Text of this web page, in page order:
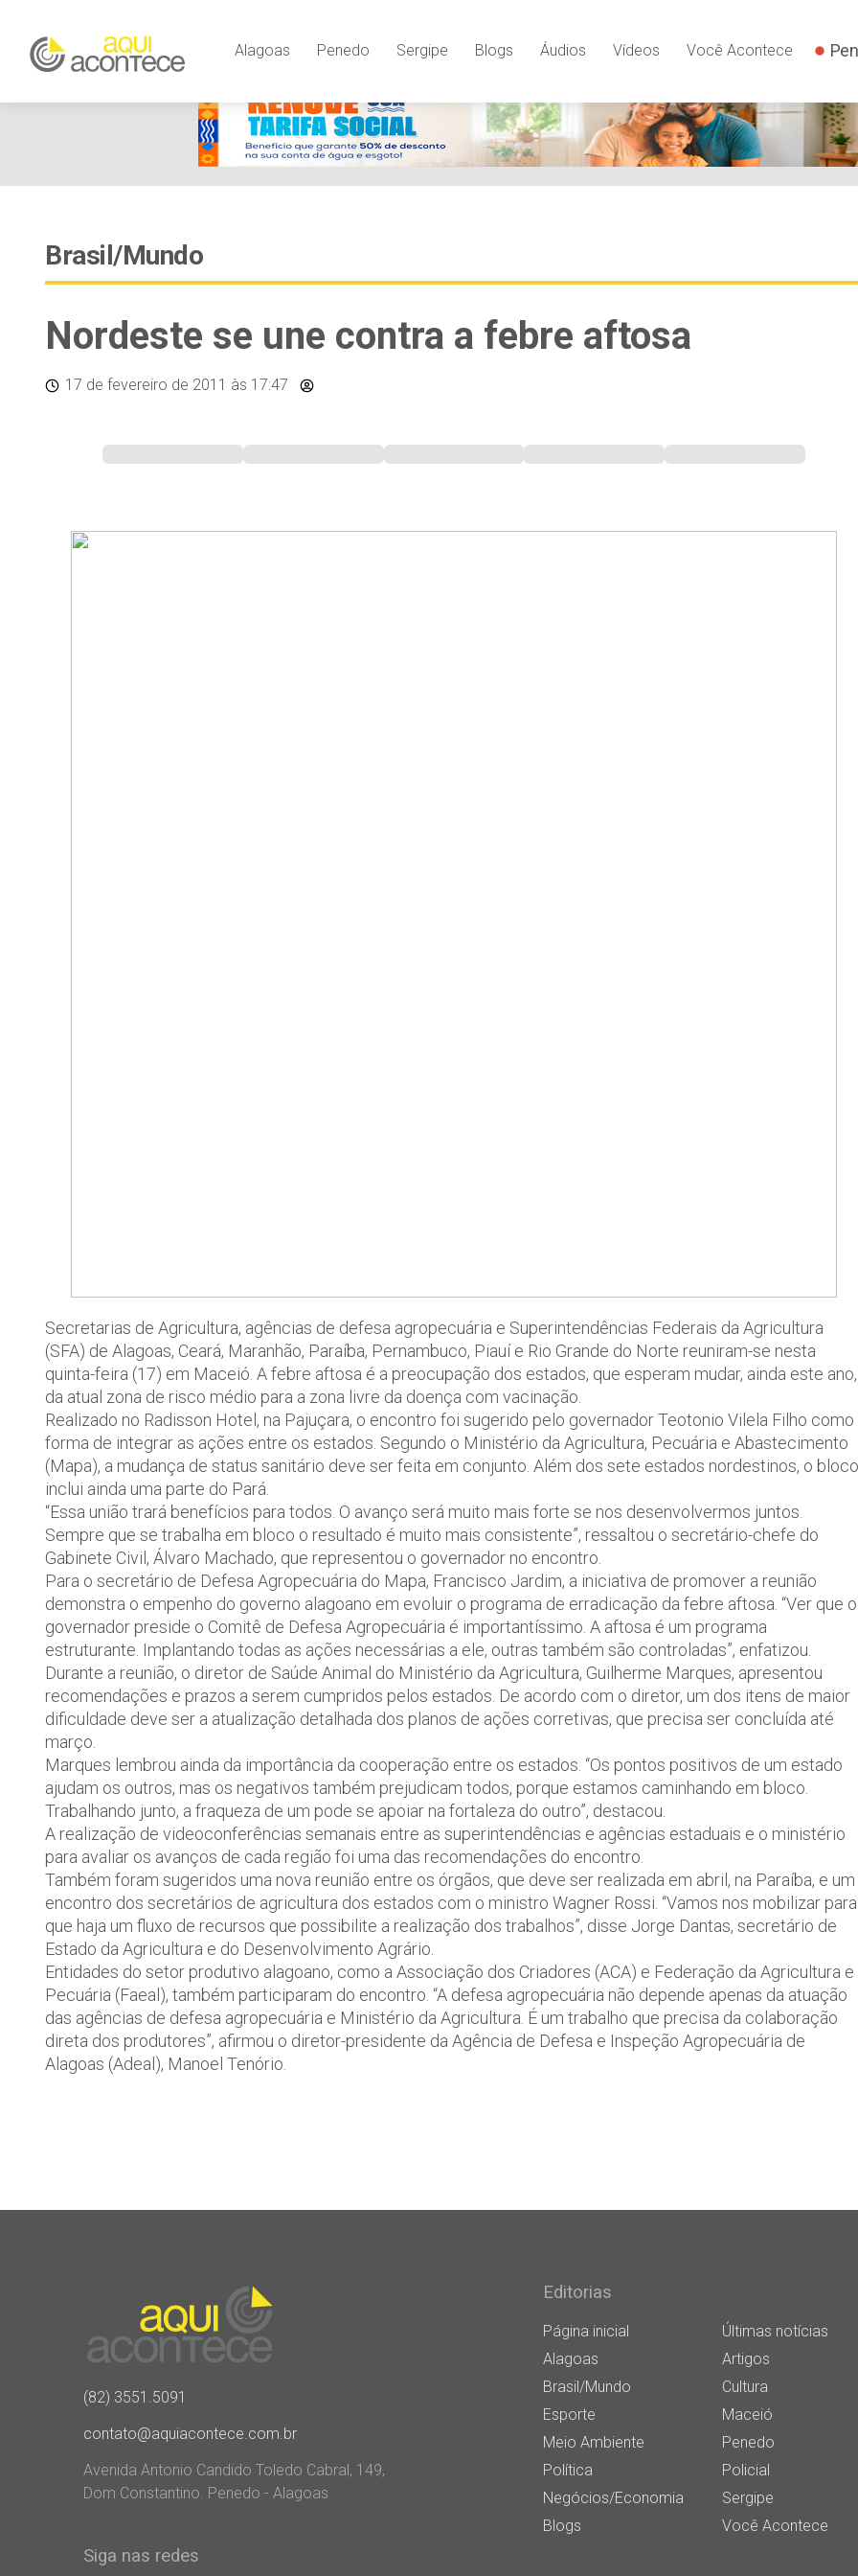
Alagoas Penedo Sergipe Blogs Áudios Vídeos Você Acontece
Brasil/Mundo
Nordeste se une contra a febre aftosa
17 de fevereiro de 2011 às 17:47
Secretarias de Agricultura, agências de defesa agropecuária e Superintendências Federais da Agricultura
(SFA) de Alagoas, Ceará, Maranhão, Paraíba, Pernambuco, Piauí e Rio Grande do Norte reuniram-se nesta
quinta-feira (17) em Maceió. A febre aftosa é a preocupação dos estados, que esperam mudar, ainda este ano,
da atual zona de risco médio para a zona livre da doença com vacinação.
Realizado no Radisson Hotel, na Pajuçara, o encontro foi sugerido pelo governador Teotonio Vilela Filho como
forma de integrar as ações entre os estados. Segundo o Ministério da Agricultura, Pecuária e Abastecimento
(Mapa), a mudança de status sanitário deve ser feita em conjunto. Além dos sete estados nordestinos, o bloco
inclui ainda uma parte do Pará.
“Essa união trará benefícios para todos. O avanço será muito mais forte se nos desenvolvermos juntos.
Sempre que se trabalha em bloco o resultado é muito mais consistente”, ressaltou o secretário-chefe do
Gabinete Civil, Álvaro Machado, que representou o governador no encontro.
Para o secretário de Defesa Agropecuária do Mapa, Francisco Jardim, a iniciativa de promover a reunião
demonstra o empenho do governo alagoano em evoluir o programa de erradicação da febre aftosa. “Ver que o
governador preside o Comitê de Defesa Agropecuária é importantíssimo. A aftosa é um programa
estruturante. Implantando todas as ações necessárias a ele, outras também são controladas”, enfatizou.
Durante a reunião, o diretor de Saúde Animal do Ministério da Agricultura, Guilherme Marques, apresentou
recomendações e prazos a serem cumpridos pelos estados. De acordo com o diretor, um dos itens de maior
dificuldade deve ser a atualização detalhada dos planos de ações corretivas, que precisa ser concluída até
março.
Marques lembrou ainda da importância da cooperação entre os estados. “Os pontos positivos de um estado
ajudam os outros, mas os negativos também prejudicam todos, porque estamos caminhando em bloco.
Trabalhando junto, a fraqueza de um pode se apoiar na fortaleza do outro”, destacou.
A realização de videoconferências semanais entre as superintendências e agências estaduais e o ministério
para avaliar os avanços de cada região foi uma das recomendações do encontro.
Também foram sugeridos uma nova reunião entre os órgãos, que deve ser realizada em abril, na Paraíba, e um
encontro dos secretários de agricultura dos estados com o ministro Wagner Rossi. “Vamos nos mobilizar para
que haja um fluxo de recursos que possibilite a realização dos trabalhos”, disse Jorge Dantas, secretário de
Estado da Agricultura e do Desenvolvimento Agrário.
Entidades do setor produtivo alagoano, como a Associação dos Criadores (ACA) e Federação da Agricultura e
Pecuária (Faeal), também participaram do encontro. “A defesa agropecuária não depende apenas da atuação
das agências de defesa agropecuária e Ministério da Agricultura. É um trabalho que precisa da colaboração
direta dos produtores”, afirmou o diretor-presidente da Agência de Defesa e Inspeção Agropecuária de
Alagoas (Adeal), Manoel Tenório.
(82) 3551.5091
contato@aquiacontece.com.br
Avenida Antonio Candido Toledo Cabral, 149,
Dom Constantino. Penedo - Alagoas
Siga nas redes
Editorias
Página inicial
Últimas notícias
Alagoas
Artigos
Brasil/Mundo
Cultura
Esporte
Maceió
Meio Ambiente
Penedo
Política
Policial
Negócios/Economia
Sergipe
Blogs
Você Acontece